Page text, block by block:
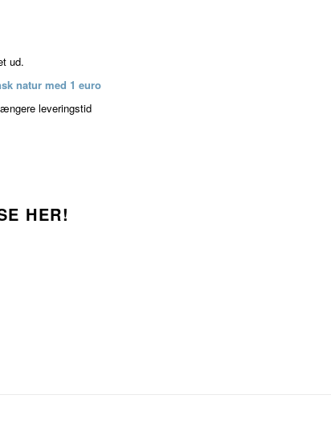
ud.
natur med 1 euro
leveringstid
HER!